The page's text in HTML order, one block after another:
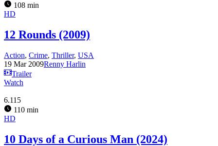
108 min
HD
12 Rounds (2009)
Action, Crime, Thriller, USA
19 Mar 2009Renny Harlin
Trailer
Watch
6.115
110 min
HD
10 Days of a Curious Man (2024)